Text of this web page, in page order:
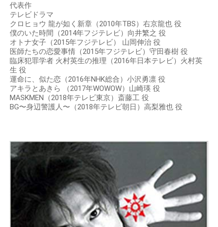
代表作
テレビドラマ
クロヒョウ 龍が如く新章（2010年TBS）右京龍也 役
僕のいた時間（2014年フジテレビ）向井繁之 役
オトナ女子（2015年フジテレビ） 山岡伸治 役
医師たちの恋愛事情（2015年フジテレビ）守田春樹 役
臨床犯罪学者 火村英生の推理（2016年日本テレビ）火村英
生 役
運命に、似た恋（2016年NHK総合）小沢勇凛 役
アキラとあきら （2017年WOWOW）山崎瑛 役
MASKMEN（2018年テレビ東京）斎藤工 役
BG〜身辺警護人〜（2018年テレビ朝日）高梨雅也 役